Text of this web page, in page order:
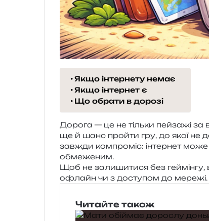
Якщо інтернету немає
Якщо інтернет є
Що обрати в дорозі
Дорога — це не тіль­ки пей­за­жі за
ще й шанс прой­ти гру, до якої не
зав­жди ком­про­міс: інтер­нет
обмеженим.
Щоб не зали­ши­ти­ся без гей­мін­гу,
офлайн чи з досту­пом до мережі.
Читайте також